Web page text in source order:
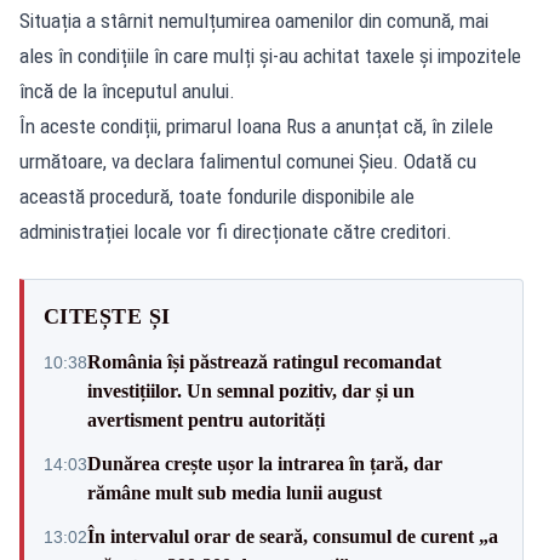
Situația a stârnit nemulțumirea oamenilor din comună, mai
ales în condițiile în care mulți și-au achitat taxele și impozitele
încă de la începutul anului.
În aceste condiții, primarul Ioana Rus a anunțat că, în zilele
următoare, va declara falimentul comunei Șieu. Odată cu
această procedură, toate fondurile disponibile ale
administrației locale vor fi direcționate către creditori.
CITEȘTE ȘI
10:38România își păstrează ratingul recomandat
investițiilor. Un semnal pozitiv, dar și un
avertisment pentru autorități
14:03Dunărea crește ușor la intrarea în țară, dar
rămâne mult sub media lunii august
13:02În intervalul orar de seară, consumul de curent „a